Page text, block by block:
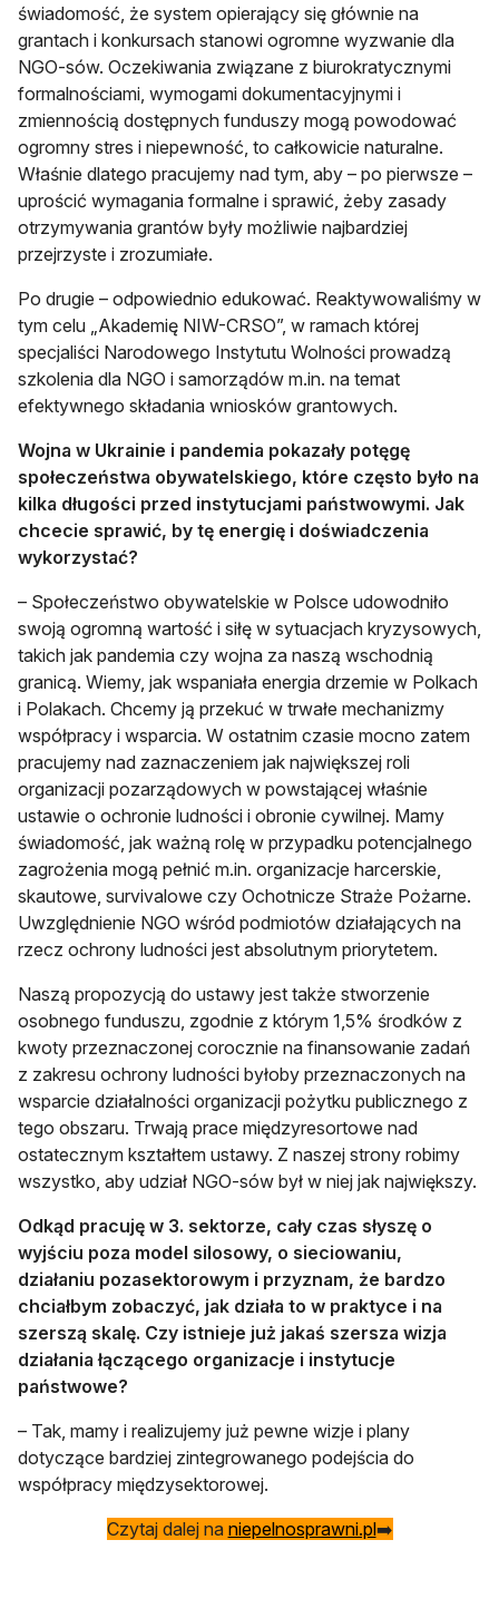
świadomość, że system opierający się głównie na
grantach i konkursach stanowi ogromne wyzwanie dla
NGO-sów. Oczekiwania związane z biurokratycznymi
formalnościami, wymogami dokumentacyjnymi i
zmiennością dostępnych funduszy mogą powodować
ogromny stres i niepewność, to całkowicie naturalne.
Właśnie dlatego pracujemy nad tym, aby – po pierwsze –
uprościć wymagania formalne i sprawić, żeby zasady
otrzymywania grantów były możliwie najbardziej
przejrzyste i zrozumiałe.
Po drugie – odpowiednio edukować. Reaktywowaliśmy w
tym celu „Akademię NIW-CRSO”, w ramach której
specjaliści Narodowego Instytutu Wolności prowadzą
szkolenia dla NGO i samorządów m.in. na temat
efektywnego składania wniosków grantowych.
Wojna w Ukrainie i pandemia pokazały potęgę
społeczeństwa obywatelskiego, które często było na
kilka długości przed instytucjami państwowymi. Jak
chcecie sprawić, by tę energię i doświadczenia
wykorzystać?
– Społeczeństwo obywatelskie w Polsce udowodniło
swoją ogromną wartość i siłę w sytuacjach kryzysowych,
takich jak pandemia czy wojna za naszą wschodnią
granicą. Wiemy, jak wspaniała energia drzemie w Polkach
i Polakach. Chcemy ją przekuć w trwałe mechanizmy
współpracy i wsparcia. W ostatnim czasie mocno zatem
pracujemy nad zaznaczeniem jak największej roli
organizacji pozarządowych w powstającej właśnie
ustawie o ochronie ludności i obronie cywilnej. Mamy
świadomość, jak ważną rolę w przypadku potencjalnego
zagrożenia mogą pełnić m.in. organizacje harcerskie,
skautowe, survivalowe czy Ochotnicze Straże Pożarne.
Uwzględnienie NGO wśród podmiotów działających na
rzecz ochrony ludności jest absolutnym priorytetem.
Naszą propozycją do ustawy jest także stworzenie
osobnego funduszu, zgodnie z którym 1,5% środków z
kwoty przeznaczonej corocznie na finansowanie zadań
z zakresu ochrony ludności byłoby przeznaczonych na
wsparcie działalności organizacji pożytku publicznego z
tego obszaru. Trwają prace międzyresortowe nad
ostatecznym kształtem ustawy. Z naszej strony robimy
wszystko, aby udział NGO-sów był w niej jak największy.
Odkąd pracuję w 3. sektorze, cały czas słyszę o
wyjściu poza model silosowy, o sieciowaniu,
działaniu pozasektorowym i przyznam, że bardzo
chciałbym zobaczyć, jak działa to w praktyce i na
szerszą skalę. Czy istnieje już jakaś szersza wizja
działania łączącego organizacje i instytucje
państwowe?
– Tak, mamy i realizujemy już pewne wizje i plany
dotyczące bardziej zintegrowanego podejścia do
współpracy międzysektorowej.
Czytaj dalej na niepelnosprawni.plotwiera się w
➡️